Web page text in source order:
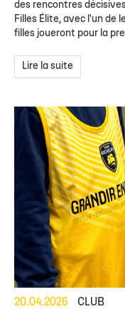
des rencontres
Filles Élite, avec l'un de
filles joueront pour la
Lire la suite
20.04.2026 CLUB